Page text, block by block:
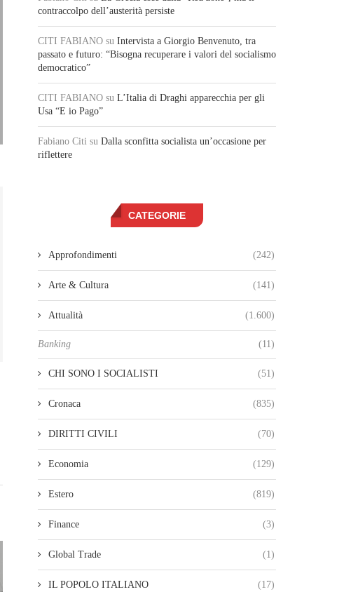
contraccolpo dell’austerità persiste
CITI FABIANO su Intervista a Giorgio Benvenuto, tra
passato e futuro: “Bisogna recuperare i valori del socialismo
democratico”
CITI FABIANO su L’Italia di Draghi apparecchia per gli
Usa “E io Pago”
Fabiano Citi su Dalla sconfitta socialista un’occasione per
riflettere
CATEGORIE
Approfondimenti (242)
Arte & Cultura (141)
Attualità (1.600)
Banking (11)
CHI SONO I SOCIALISTI (51)
Cronaca (835)
DIRITTI CIVILI (70)
Economia (129)
Estero (819)
Finance (3)
Global Trade (1)
IL POPOLO ITALIANO (17)